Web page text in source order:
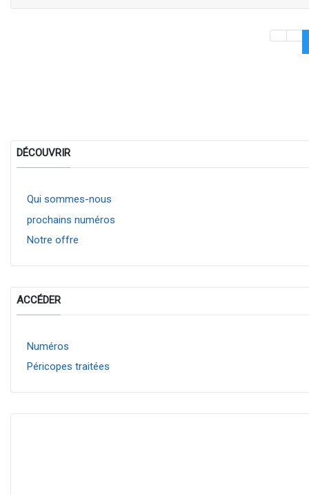
DÉCOUVRIR
Qui sommes-nous
prochains numéros
Notre offre
ACCÉDER
Numéros
Péricopes traitées